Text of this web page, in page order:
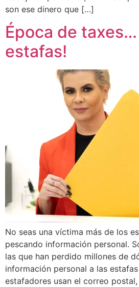
son ese dinero que […]
Época de taxes…
estafas!
No seas una víctima más de los
pescando información personal.
las que han perdido millones de
información personal a las
estafadores usan el correo